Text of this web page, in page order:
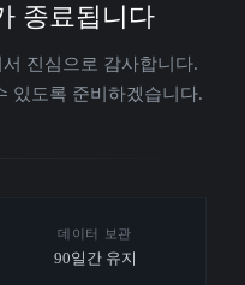
종료됩니다
진심으로 감사합니다.
있도록 준비하겠습니다.
데이터 보관
90일간 유지